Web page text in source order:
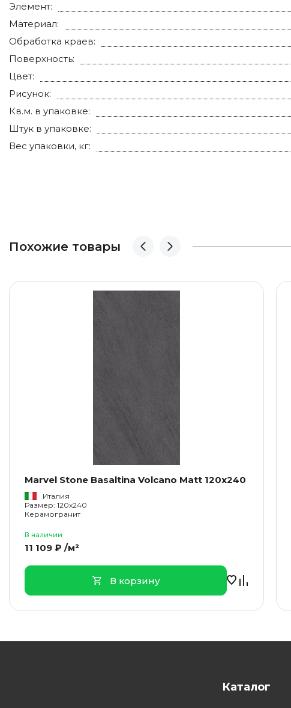
Элемент:
Материал:
Обработка краев:
Поверхность:
Цвет:
Рисунок:
Кв.м. в упаковке:
Штук в упаковке:
Вес упаковки, кг:
Похожие товары
Marvel Stone Basaltina Volcano Matt 120x240
Италия
Размер: 120x240
Керамогранит
В наличии
11 109 ₽ /м²
В корзину
Каталог